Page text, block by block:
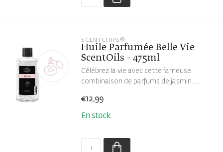
SCENTCHIPS®
Huile Parfumée Belle Vie
ScentOils - 475ml
Célébrez la vie avec cette fameuse
combinaison de parfums de jasmin,...
€12,99
En stock